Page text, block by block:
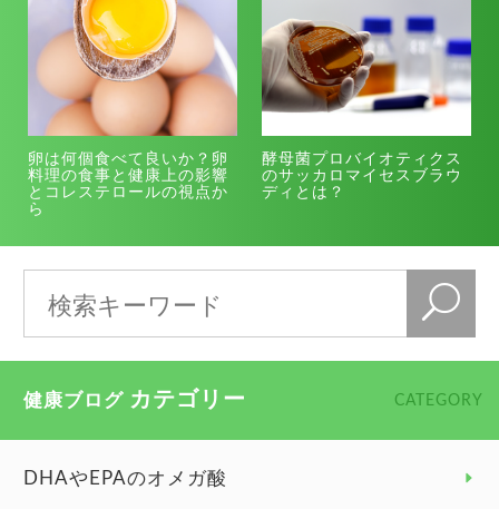
卵は何個食べて良いか？卵
料理の食事と健康上の影響
とコレステロールの視点か
ら
酵母菌プロバイオティクス
のサッカロマイセスブラウ
ディとは？
健康ブログ カテゴリー CATEGORY
DHAやEPAのオメガ酸